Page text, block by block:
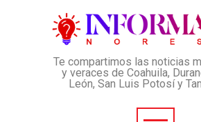
Te compartimos las noticias
y veraces de Coahuila,
León, San Luis Potosí y